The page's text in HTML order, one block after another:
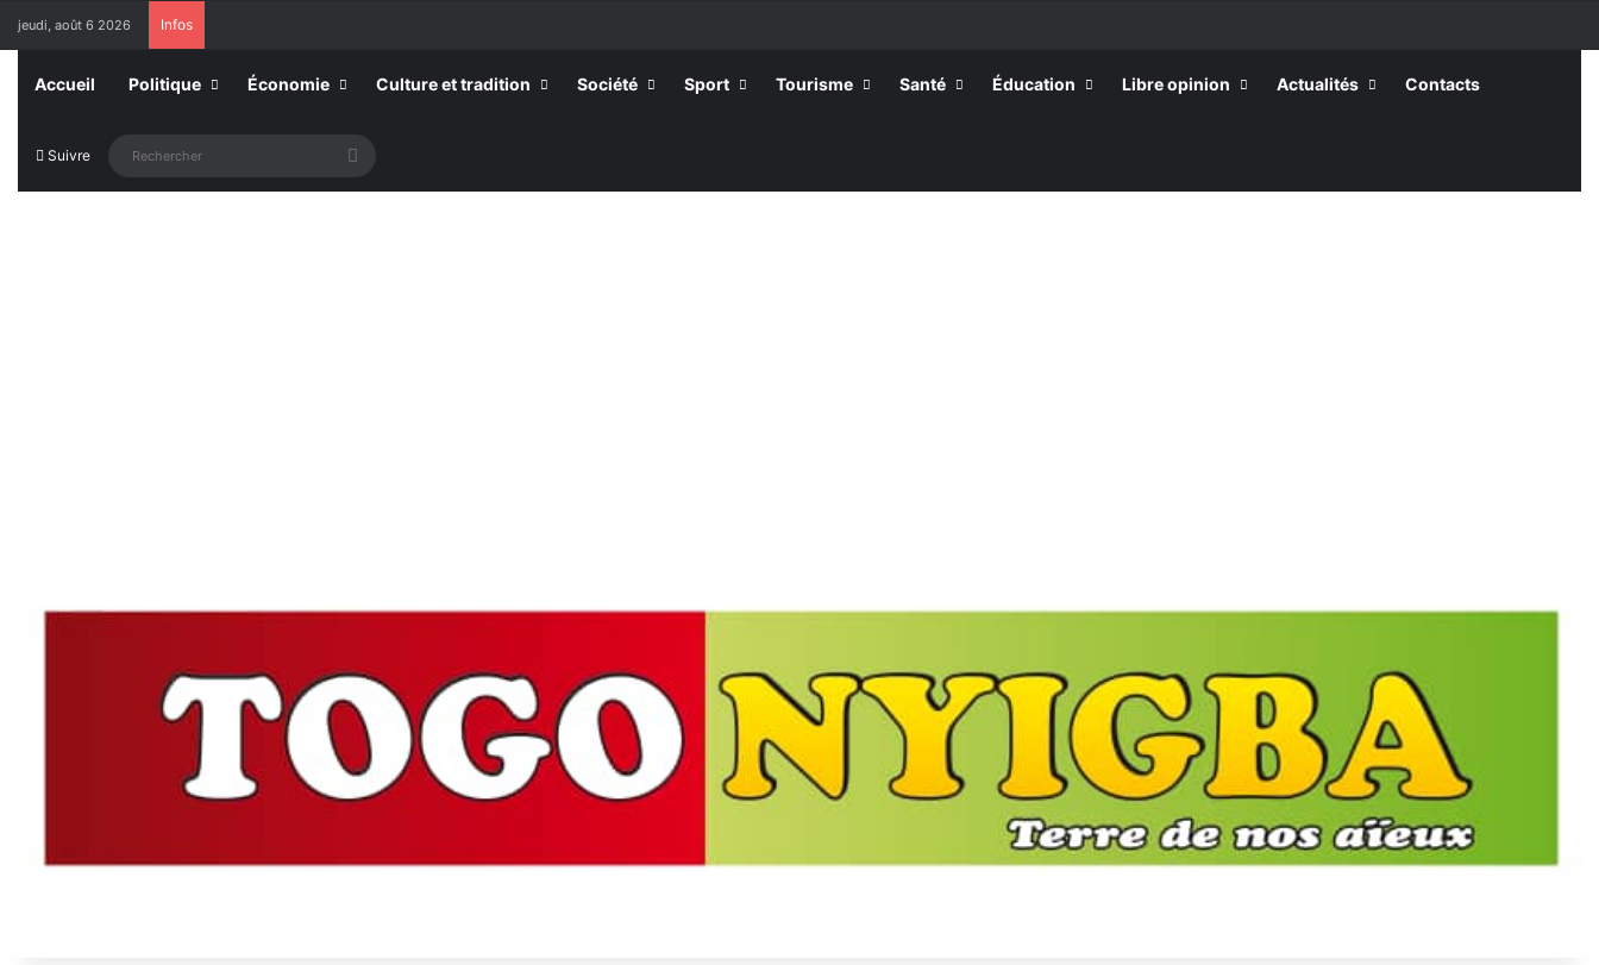
jeudi, août 6 2026 Infos
Accueil Politique Économie Culture et tradition Société Sport Tourisme Santé Éducation Libre opinion Actualités Contacts
Suivre Rechercher